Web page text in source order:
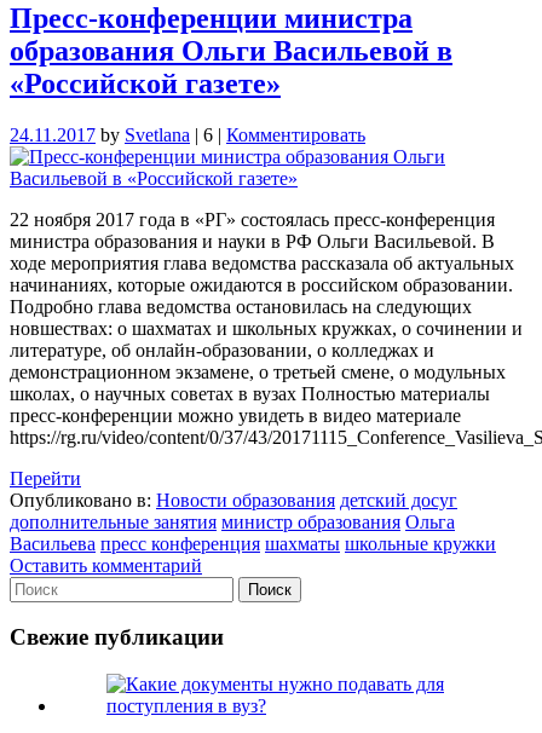
Пресс-конференции министра
образования Ольги Васильевой в
«Российской газете»
24.11.2017 by Svetlana | 6 | Комментировать
22 ноября 2017 года в «РГ» состоялась пресс-конференция
министра образования и науки в РФ Ольги Васильевой. В
ходе мероприятия глава ведомства рассказала об актуальных
начинаниях, которые ожидаются в российском образовании.
Подробно глава ведомства остановилась на следующих
новшествах: о шахматах и школьных кружках, о сочинении и
литературе, об онлайн-образовании, о колледжах и
демонстрационном экзамене, о третьей смене, о модульных
школах, о научных советах в вузах Полностью материалы
пресс-конференции можно увидеть в видео материале
https://rg.ru/video/content/0/37/43/
Перейти
Опубликовано в: Новости образования детский досуг
дополнительные занятия министр образования Ольга
Васильева пресс конференция шахматы школьные кружки
Оставить комментарий
Свежие публикации